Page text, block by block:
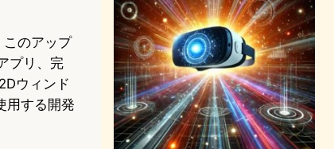
のアップ
プリ、完
ウィンド
用する開発